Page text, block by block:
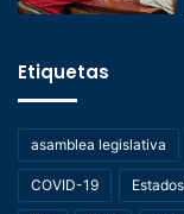
Etiquetas
asamblea legislativa
COVID-19